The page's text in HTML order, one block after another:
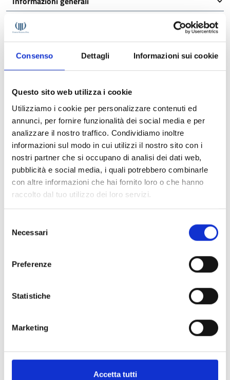
Consenso Dettagli Informazioni sui cookie
Questo sito web utilizza i cookie
Utilizziamo i cookie per personalizzare contenuti ed
annunci, per fornire funzionalità dei social media e per
analizzare il nostro traffico. Condividiamo inoltre
informazioni sul modo in cui utilizzi il nostro sito con i
nostri partner che si occupano di analisi dei dati web,
pubblicità e social media, i quali potrebbero combinarle
con altre informazioni che hai fornito loro o che hanno
raccolto dal tuo utilizzo dei loro servizi.
delNecessari
Preferenze
Statistiche
Marketing
Accetta tutti
Nome
Email*
Richiesta*
privacy policye
autorizzo il trattamento dei miei dati personali per le
finalità connesse alla gestione della mia richiesta.